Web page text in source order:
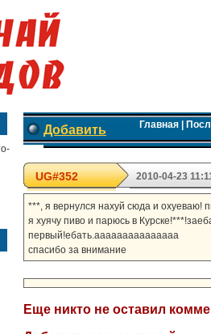
Добавить Главная|
UG#352 2010-04-23
***, я вернулся нахуй сюда и охуеваю!
я хуячу пиво и парюсь в
первый!ебать.ааааааааааааааа
спасибо за внимание
Еще никто не оставил